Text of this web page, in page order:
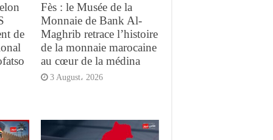
de
Fès : le Musée de la
Monnaie de Bank Al-
Maghrib retrace l’histoire
de la monnaie marocaine
au cœur de la médina
3 August، 2026